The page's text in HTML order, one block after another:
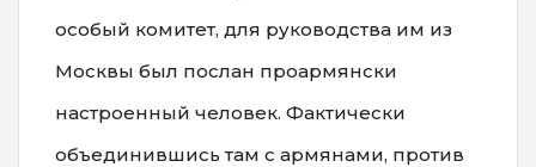
особый комитет, для руководства им из
Москвы был послан проармянски
настроенный человек. Фактически
объединившись там с армянами, против